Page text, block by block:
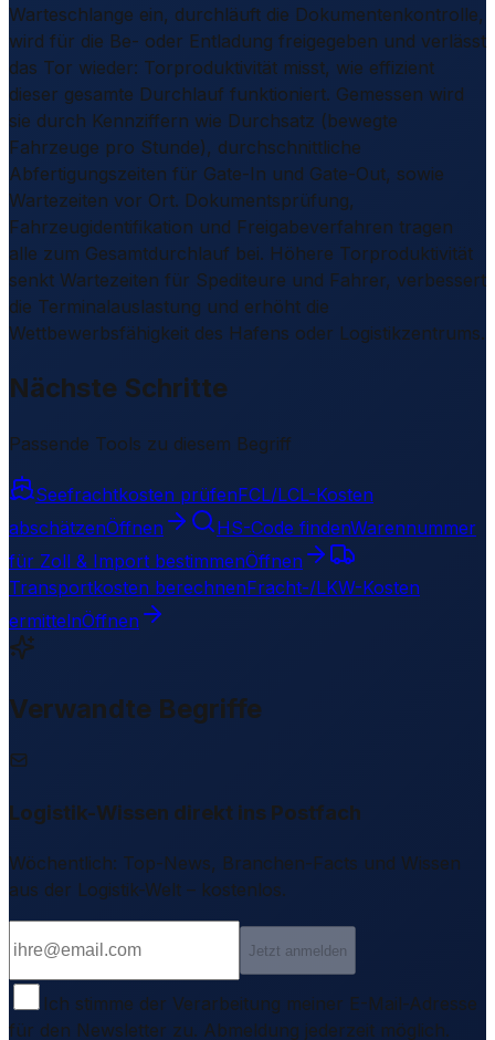
Warteschlange ein, durchläuft die Dokumentenkontrolle,
wird für die Be- oder Entladung freigegeben und verlässt
das Tor wieder: Torproduktivität misst, wie effizient
dieser gesamte Durchlauf funktioniert. Gemessen wird
sie durch Kennziffern wie Durchsatz (bewegte
Fahrzeuge pro Stunde), durchschnittliche
Abfertigungszeiten für Gate-In und Gate-Out, sowie
Wartezeiten vor Ort. Dokumentsprüfung,
Fahrzeugidentifikation und Freigabeverfahren tragen
alle zum Gesamtdurchlauf bei. Höhere Torproduktivität
senkt Wartezeiten für Spediteure und Fahrer, verbessert
die Terminalauslastung und erhöht die
Wettbewerbsfähigkeit des Hafens oder Logistikzentrums.
Nächste Schritte
Passende Tools zu diesem Begriff
Seefrachtkosten prüfenFCL/LCL-Kosten
abschätzenÖffnen HS-Code findenWarennummer
für Zoll & Import bestimmenÖffnen
Transportkosten berechnenFracht-/LKW-Kosten
ermittelnÖffnen
Verwandte Begriffe
Logistik-Wissen direkt ins Postfach
Wöchentlich: Top-News, Branchen-Facts und Wissen
aus der Logistik-Welt – kostenlos.
Jetzt anmelden
Ich stimme der Verarbeitung meiner E-Mail-Adresse
für den Newsletter zu. Abmeldung jederzeit möglich.